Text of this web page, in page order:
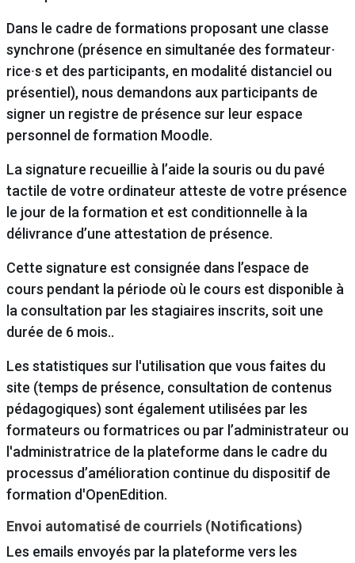
Dans le cadre de formations proposant une classe
synchrone (présence en simultanée des formateur⸱
rice⸱s et des participants, en modalité distanciel ou
présentiel), nous demandons aux participants de
signer un registre de présence sur leur espace
personnel de formation Moodle.
La signature recueillie à l’aide la souris ou du pavé
tactile de votre ordinateur atteste de votre présence
le jour de la formation et est conditionnelle à la
délivrance d’une attestation de présence.
Cette signature est consignée dans l’espace de
cours pendant la période où le cours est disponible à
la consultation par les stagiaires inscrits, soit une
durée de 6 mois..
Les statistiques sur l'utilisation que vous faites du
site (temps de présence, consultation de contenus
pédagogiques) sont également utilisées par les
formateurs ou formatrices ou par l’administrateur ou
l'administratrice de la plateforme dans le cadre du
processus d’amélioration continue du dispositif de
formation d'OpenEdition.
Envoi automatisé de courriels (Notifications)
Les emails envoyés par la plateforme vers les